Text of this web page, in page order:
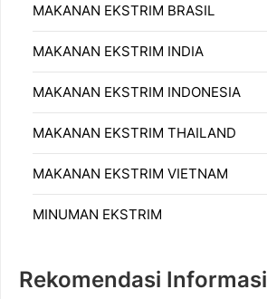
MAKANAN EKSTRIM BRASIL
MAKANAN EKSTRIM INDIA
MAKANAN EKSTRIM INDONESIA
MAKANAN EKSTRIM THAILAND
MAKANAN EKSTRIM VIETNAM
MINUMAN EKSTRIM
Rekomendasi Informasi